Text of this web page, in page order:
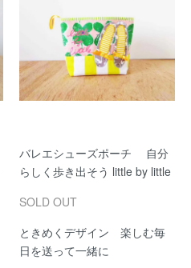
バレエシューズポーチ 自分
らしく歩き出そう little by little
SOLD OUT
ときめくデザイン 楽しむ毎
日を送って一緒に